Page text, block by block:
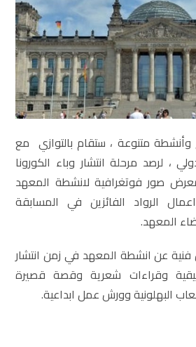
وأنشطة متنوعة ، ستقام بالتوازي مع
، لرصد مرحلة انتشار وباء الكورونا
صور فوتغرافية لانشطة المعهد
الرواد الفائزين في المسابقة
المعهد.
عن انشطة المعهد في زمن انتشار
وقراءات شعرية وقصة قصيرة
البهلونية وورش عمل ابداعية.